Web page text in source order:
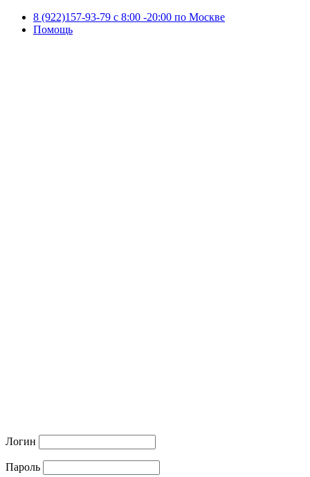
8 (922)157-93-79 c 8:00 -20:00 по Москве
Помощь
Логин
Пароль